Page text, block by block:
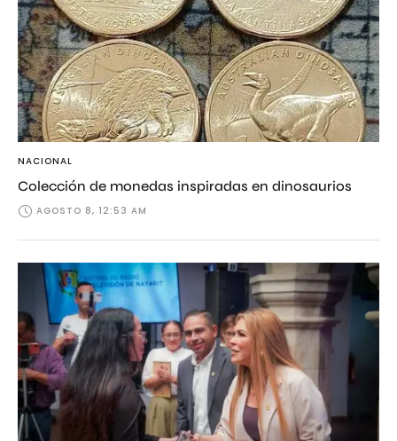
NACIONAL
Colección de monedas inspiradas en dinosaurios
AGOSTO 8, 12:53 AM